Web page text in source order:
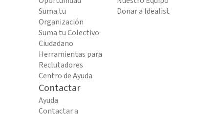
Suma tu
Organización
Suma tu Colectivo
Ciudadano
Herramientas para
Reclutadores
Centro de Ayuda
Donar a Idealist
Contactar
Ayuda
Contactar a